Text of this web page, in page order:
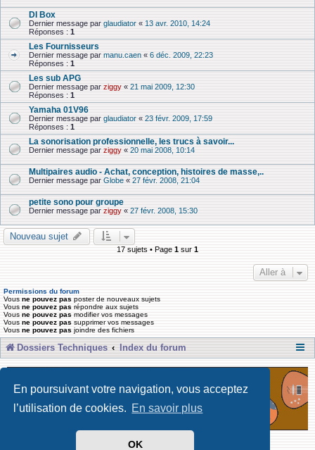
En poursuivant votre navigation, vous acceptez
l’utilisation de cookies. En savoir plus
OK
DI Box
Dernier message par glaudiator « 13 avr. 2010, 14:24
Réponses : 1
Les Fournisseurs
Dernier message par manu.caen « 6 déc. 2009, 22:23
Réponses : 1
Les sub APG
Dernier message par ziggy « 21 mai 2009, 12:30
Réponses : 1
Yamaha 01V96
Dernier message par glaudiator « 23 févr. 2009, 17:59
Réponses : 1
La sonorisation professionnelle, les trucs à savoir...
Dernier message par ziggy « 20 mai 2008, 10:14
Multipaires audio - Achat, conception, histoires de masse,..
Dernier message par Globe « 27 févr. 2008, 21:04
petite sono pour groupe
Dernier message par ziggy « 27 févr. 2008, 15:30
Nouveau sujet
17 sujets • Page 1 sur 1
Aller à
Permissions du forum
Vous ne pouvez pas poster de nouveaux sujets
Vous ne pouvez pas répondre aux sujets
Vous ne pouvez pas modifier vos messages
Vous ne pouvez pas supprimer vos messages
Vous ne pouvez pas joindre des fichiers
Dossiers Techniques Index du forum